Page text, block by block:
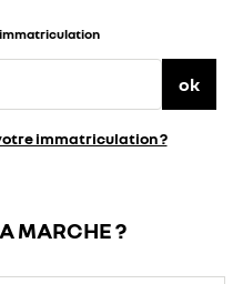
ok
immatriculation ?
MARCHE ?